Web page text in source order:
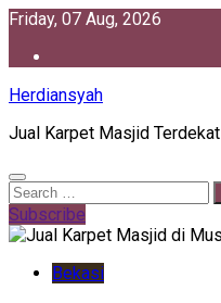
Skip
content
Friday, 07 Aug, 2026
Herdiansyah
Jual Karpet Masjid Terdekat
Search
for:
Subscribe
Bekasi